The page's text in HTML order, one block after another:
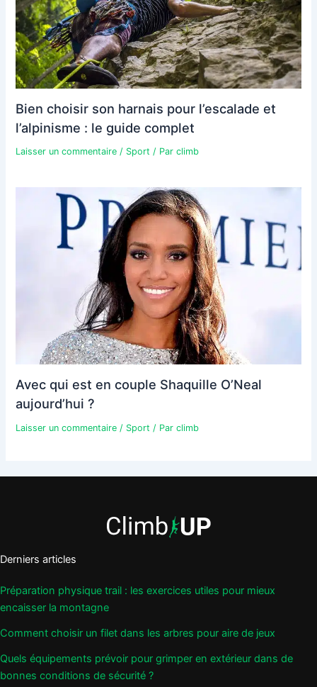
Bien choisir son harnais pour l’escalade et
l’alpinisme : le guide complet
Laisser un commentaire / Sport / Parclimb
Avec qui est en couple Shaquille O’Neal
aujourd’hui ?
Laisser un commentaire / Sport / Parclimb
Derniers articles
Préparation physique trail : les exercices utiles pour mieux
encaisser la montagne
Comment choisir un filet dans les arbres pour aire de jeux
Quels équipements prévoir pour grimper en extérieur dans de
bonnes conditions de sécurité ?